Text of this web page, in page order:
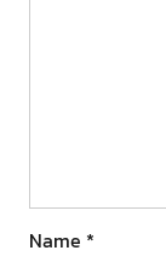
Name *